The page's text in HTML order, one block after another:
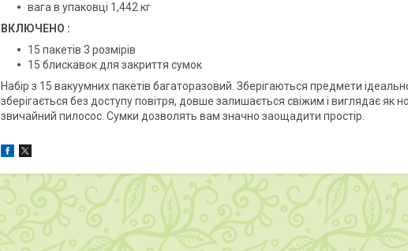
вага в упаковці 1,442 кг
ВКЛЮЧЕНО :
15 пакетів 3 розмірів
15 блискавок для закриття сумок
Набір з 15 вакуумних пакетів багаторазовий. Зберігаються предмети
зберігається без доступу повітря, довше залишається свіжим і виглядає як
звичайний пилосос. Сумки дозволять вам значно заощадити простір.